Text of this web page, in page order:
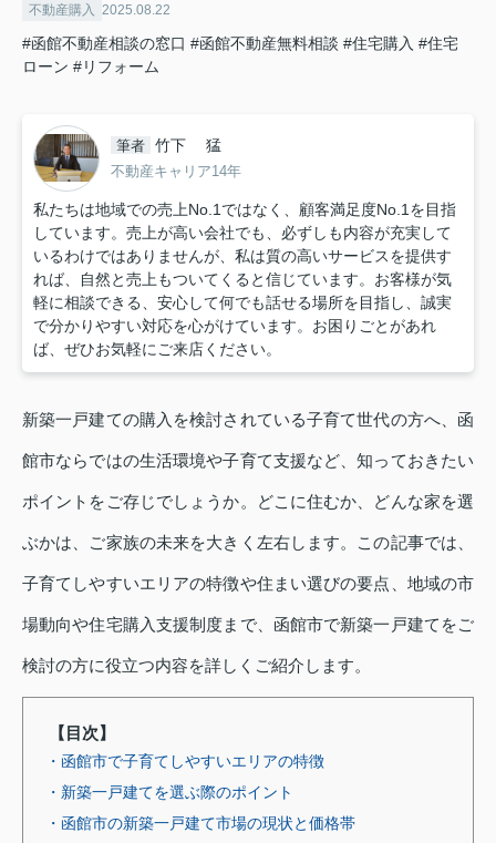
不動産購入 2025.08.22
#函館不動産相談の窓口 #函館不動産無料相談 #住宅購入 #住宅
ローン #リフォーム
筆者 竹下 猛
不動産キャリア14年
私たちは地域での売上No.1ではなく、顧客満足度No.1を目指
しています。売上が高い会社でも、必ずしも内容が充実して
いるわけではありませんが、私は質の高いサービスを提供す
れば、自然と売上もついてくると信じています。お客様が気
軽に相談できる、安心して何でも話せる場所を目指し、誠実
で分かりやすい対応を心がけています。お困りごとがあれ
ば、ぜひお気軽にご来店ください。
新築一戸建ての購入を検討されている子育て世代の方へ、函
館市ならではの生活環境や子育て支援など、知っておきたい
ポイントをご存じでしょうか。どこに住むか、どんな家を選
ぶかは、ご家族の未来を大きく左右します。この記事では、
子育てしやすいエリアの特徴や住まい選びの要点、地域の市
場動向や住宅購入支援制度まで、函館市で新築一戸建てをご
検討の方に役立つ内容を詳しくご紹介します。
【目次】
・函館市で子育てしやすいエリアの特徴
・新築一戸建てを選ぶ際のポイント
・函館市の新築一戸建て市場の現状と価格帯